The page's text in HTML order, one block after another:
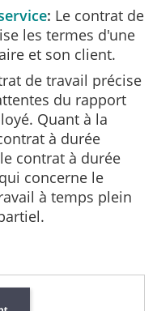
Le contrat de
les termes d'une
et son client.
de travail précise
du rapport
Quant à la
à durée
contrat à durée
concerne le
à temps plein